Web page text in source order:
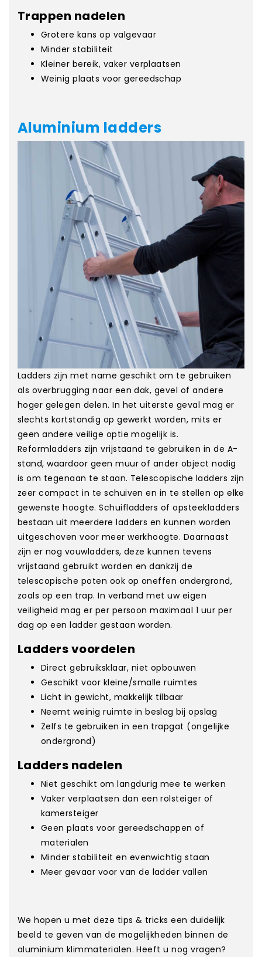
Trappen nadelen
Grotere kans op valgevaar
Minder stabiliteit
Kleiner bereik, vaker verplaatsen
Weinig plaats voor gereedschap
Aluminium ladders
Ladders zijn met name geschikt om te gebruiken
als overbrugging naar een dak, gevel of andere
hoger gelegen delen. In het uiterste geval mag er
slechts kortstondig op gewerkt worden, mits er
geen andere veilige optie mogelijk is.
Reformladders zijn vrijstaand te gebruiken in de A-
stand, waardoor geen muur of ander object nodig
is om tegenaan te staan. Telescopische ladders zijn
zeer compact in te schuiven en in te stellen op elke
gewenste hoogte. Schuifladders of opsteekladders
bestaan uit meerdere ladders en kunnen worden
uitgeschoven voor meer werkhoogte. Daarnaast
zijn er nog vouwladders, deze kunnen tevens
vrijstaand gebruikt worden en dankzij de
telescopische poten ook op oneffen ondergrond,
zoals op een trap. In verband met uw eigen
veiligheid mag er per persoon maximaal 1 uur per
dag op een ladder gestaan worden.
Ladders voordelen
Direct gebruiksklaar, niet opbouwen
Geschikt voor kleine/smalle ruimtes
Licht in gewicht, makkelijk tilbaar
Neemt weinig ruimte in beslag bij opslag
Zelfs te gebruiken in een trapgat (ongelijke
ondergrond)
Ladders nadelen
Niet geschikt om langdurig mee te werken
Vaker verplaatsen dan een rolsteiger of
kamersteiger
Geen plaats voor gereedschappen of
materialen
Minder stabiliteit en evenwichtig staan
Meer gevaar voor van de ladder vallen
We hopen u met deze tips & tricks een duidelijk
beeld te geven van de mogelijkheden binnen de
aluminium klimmaterialen. Heeft u nog vragen?